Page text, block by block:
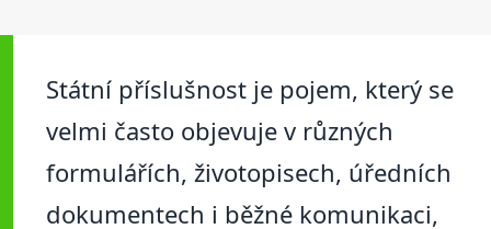
Státní příslušnost je pojem, který se
velmi často objevuje v různých
formulářích, životopisech, úředních
dokumentech i běžné komunikaci,